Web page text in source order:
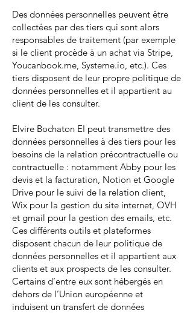
Des données personnelles peuvent être
collectées par des tiers qui sont alors
responsables de traitement (par exemple
si le client procède à un achat via Stripe,
Youcanbook.me, Systeme.io, etc.). Ces
tiers disposent de leur propre politique de
données personnelles et il appartient au
client de les consulter.
Elvire Bochaton EI peut transmettre des
données personnelles à des tiers pour les
besoins de la relation précontractuelle ou
contractuelle : notamment Abby pour les
devis et la facturation, Notion et Google
Drive pour le suivi de la relation client,
Wix pour la gestion du site internet, OVH
et gmail pour la gestion des emails, etc.
Ces différents outils et plateformes
disposent chacun de leur politique de
données personnelles et il appartient aux
clients et aux prospects de les consulter.
Certains d’entre eux sont hébergés en
dehors de l’Union européenne et
induisent un transfert de données